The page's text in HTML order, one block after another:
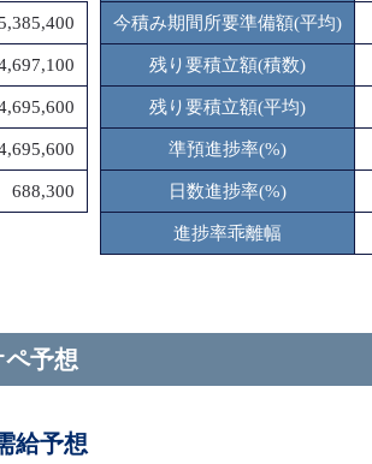
5,385,400
688,300
今積み期間所要準備額(平均)
残り要積立額(積数)
残り要積立額(平均)
準預進捗率(%)
日数進捗率(%)
進捗率乖離幅
ペ予想
給予想